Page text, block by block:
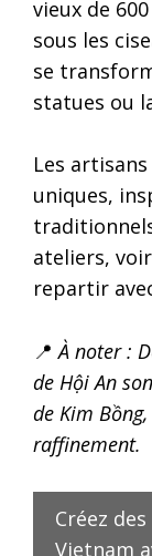
vieux de
sous les
se
statues ou
Les
uniques,
ateliers,
repartir
📍À noter :
de Hội An
de Kim
raffinement.
Créez
Vietnam